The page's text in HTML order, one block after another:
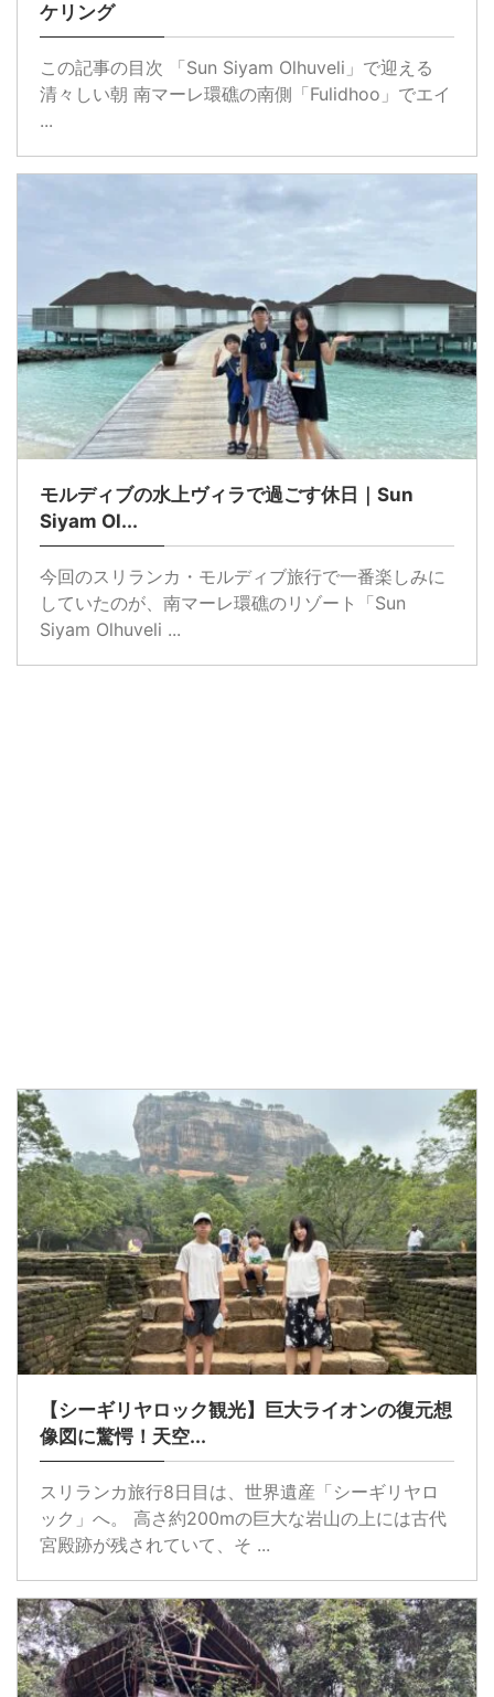
ケリング
この記事の目次 「Sun Siyam Olhuveli」で迎える
清々しい朝 南マーレ環礁の南側「Fulidhoo」でエイ
...
モルディブの水上ヴィラで過ごす休日｜Sun
Siyam Ol...
今回のスリランカ・モルディブ旅行で一番楽しみに
していたのが、南マーレ環礁のリゾート「Sun
Siyam Olhuveli ...
【シーギリヤロック観光】巨大ライオンの復元想
像図に驚愕！天空...
スリランカ旅行8日目は、世界遺産「シーギリヤロ
ック」へ。 高さ約200mの巨大な岩山の上には古代
宮殿跡が残されていて、そ ...